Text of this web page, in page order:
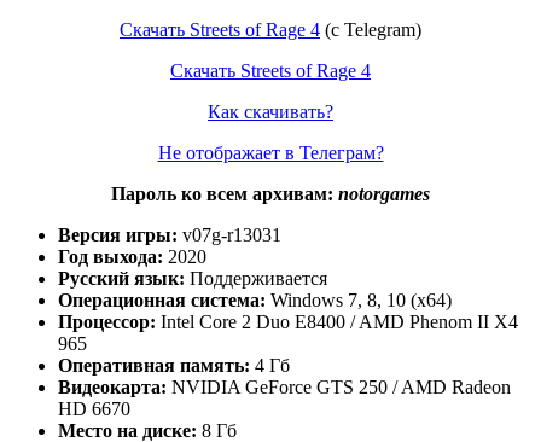
Скачать Streets of Rage 4 (c Telegram)
Скачать Streets of Rage 4
Как скачивать?
Не отображает в Телеграм?
Пароль ко всем архивам: notorgames
Версия игры: v07g-r13031
Год выхода: 2020
Русский язык: Поддерживается
Операционная система: Windows 7, 8, 10 (x64)
Процессор: Intel Core 2 Duo E8400 / AMD Phenom II X4
965
Оперативная память: 4 Гб
Видеокарта: NVIDIA GeForce GTS 250 / AMD Radeon
HD 6670
Место на диске: 8 Гб